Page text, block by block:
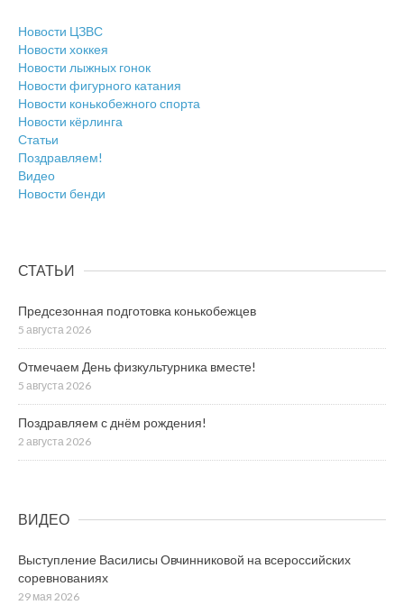
Новости ЦЗВС
Новости хоккея
Новости лыжных гонок
Новости фигурного катания
Новости конькобежного спорта
Новости кёрлинга
Статьи
Поздравляем!
Видео
Новости бенди
СТАТЬИ
Предсезонная подготовка конькобежцев
5 августа 2026
Отмечаем День физкультурника вместе!
5 августа 2026
Поздравляем с днём рождения!
2 августа 2026
ВИДЕО
Выступление Василисы Овчинниковой на всероссийских
соревнованиях
29 мая 2026